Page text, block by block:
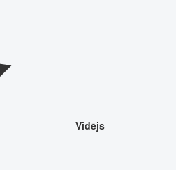
Vidējs